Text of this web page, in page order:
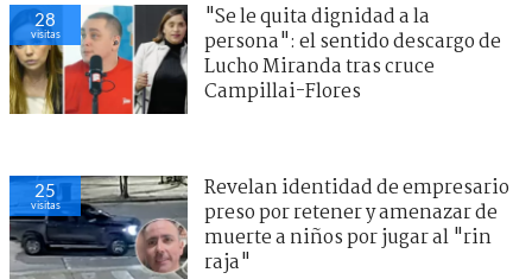
28
visitas
"Se le quita dignidad a la
persona": el sentido descargo de
Lucho Miranda tras cruce
Campillai-Flores
25
visitas
Revelan identidad de empresario
preso por retener y amenazar de
muerte a niños por jugar al "rin
raja"